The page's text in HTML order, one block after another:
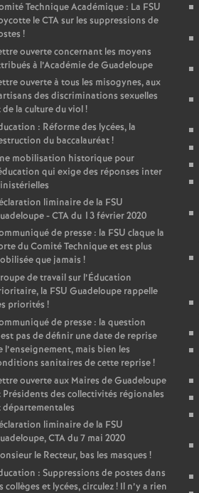
n
d
d
e
g
r
é
d
e
L
y
o
n
Technique Académique : La FSU
le CTA sur les suppressions de
!
ouverte concernant les moyens
à l’Académie de Guadeloupe
ouverte à tous les misogynes, aux
des discriminations sexuelles
de la culture du viol!
: Réforme des lycées, la
du baccalauréat!
mobilisation historique pour
qui exige des réponses inter
liminaire de la FSU
- CTA du 13 février 2020
de presse : la FSU claque la
du Comité Technique et est plus
que jamais !
de travail sur l’Éducation
la FSU Guadeloupe rappelle
priorités !
de presse : la question
pas de définir une date de reprise
l’enseignement, mais bien les
sanitaires de cette reprise!
ouverte aux Maires de Guadeloupe
Présidents des collectivités régionales
départementales
liminaire de la FSU
CTA du 7 mai 2020
le Recteur, bas les masques !
: Suppressions de postes dans
collèges et lycées, circulez! Il n’y a rien